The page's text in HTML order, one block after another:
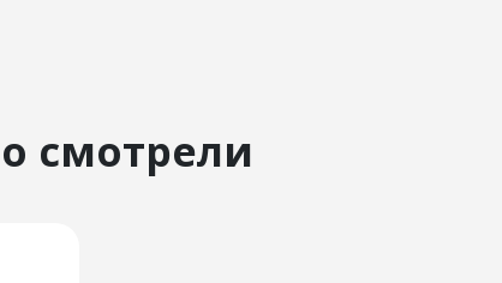
смотрели